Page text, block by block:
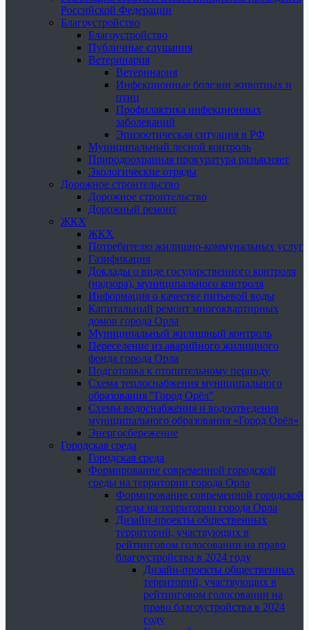
Российской Федерации
Благоустройство
Благоустройство
Публичные слушания
Ветеринария
Ветеринария
Инфекционные болезни животных и
птиц
Профилактика инфекционных
заболеваний
Эпизоотическая ситуация в РФ
Муниципальный лесной контроль
Природоохранная прокуратура разъясняет
Экологические отряды
Дорожное строительство
Дорожное строительство
Дорожный ремонт
ЖКХ
ЖКХ
Потребителю жилищно-коммунальных услуг
Газификация
Доклады о виде государственного контроля
(надзора), муниципального контроля
Информация о качестве питьевой воды
Капитальный ремонт многоквартирных
домов города Орла
Муниципальный жилищный контроль
Переселение из аварийного жилищного
фонда города Орла
Подготовка к отопительному периоду
Схема теплоснабжения муниципального
образования "Город Орёл"
Схемы водоснабжения и водоотведения
муниципального образования «Город Орёл»
Энергосбережение
Городская среда
Городская среда
Формирование современной городской
среды на территории города Орла
Формирование современной городской
среды на территории города Орла
Дизайн-проекты общественных
территорий, участвующих в
рейтинговом голосовании на право
благоустройства в 2024 году
Дизайн-проекты общественных
территорий, участвующих в
рейтинговом голосовании на
право благоустройства в 2024
году